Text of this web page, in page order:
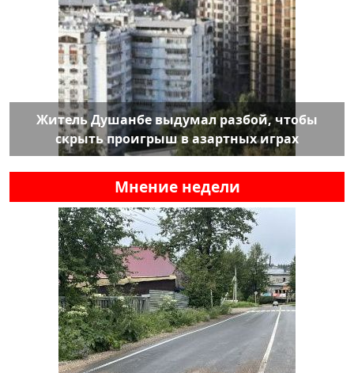
Житель Душанбе выдумал разбой, чтобы
скрыть проигрыш в азартных играх
Мнение недели